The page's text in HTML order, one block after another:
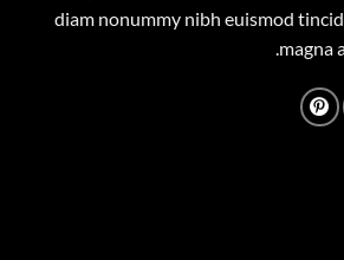
diam nonummy nibh euismod
magna